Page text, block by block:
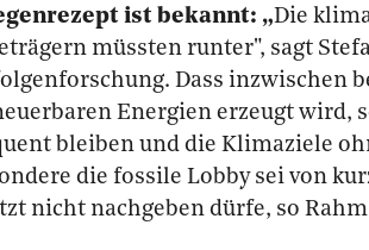
ist bekannt: „Die
müssten runter", sagt
Dass inzwischen
Energien erzeugt wird,
bleiben und die Klimaziele
die fossile Lobby sei von
nicht nachgeben dürfe, so